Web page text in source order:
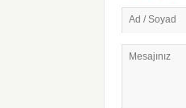
Ad / Soyad
Mesajınız